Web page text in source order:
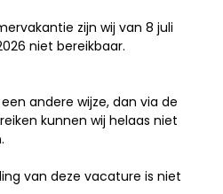
zijn wij van 8 juli
niet bereikbaar.
andere wijze, dan via de
kunnen wij helaas niet
van deze vacature is niet